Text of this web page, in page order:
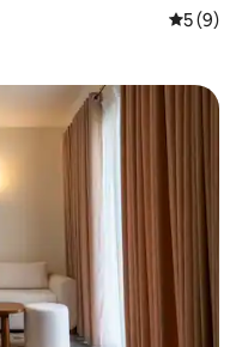
5 (9)